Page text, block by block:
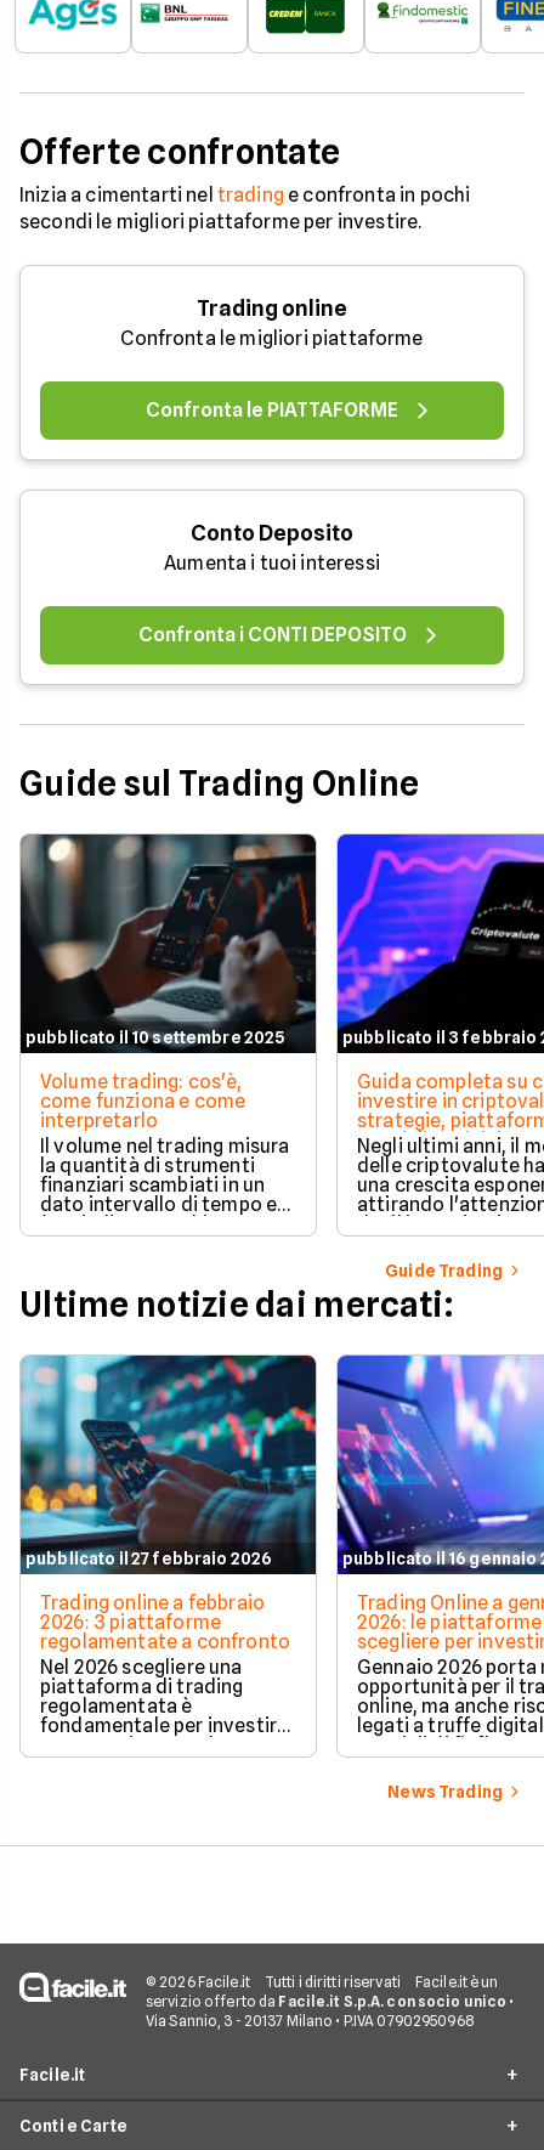
Offerte confrontate
Inizia a cimentarti nel trading e confronta in pochi
secondi le migliori piattaforme per investire.
Trading online
Confronta le migliori piattaforme
Confronta le PIATTAFORME
Conto Deposito
Aumenta i tuoi interessi
Confronta i CONTI DEPOSITO
Guide sul Trading Online
pubblicato il 10 settembre 2025
Volume trading: cos'è,
come funziona e come
interpretarlo
Il volume nel trading misura
la quantità di strumenti
finanziari scambiati in un
dato intervallo di tempo ed
è un indicatore chiave per
valutare la forza e
permette di confermare
trend, individuare zone di
possibili inversioni,
soprattutto se combinato
con altri strumenti tecnici.
pubblicato il 3 febbraio
Guida completa su
investire in
strategie,
consigli per iniziare
Negli ultimi anni, il
delle criptovalute
una crescita
attirando
degli investitori
istituzionali.
Guide Trading
Ultime notizie dai mercati:
pubblicato il 27 febbraio 2026
Trading online a febbraio
2026: 3 piattaforme
regolamentate a confronto
Nel 2026 scegliere una
piattaforma di trading
regolamentata è
fondamentale per investire
con maggiore tutela e
trasparenza.
pubblicato il 16 gennaio
Trading Online a
2026: le
scegliere per
sicurezza
Gennaio 2026 porta
opportunità per il
online, ma anche
legati a truffe
consigli di
regolamentati.
come riconoscere
piattaforme sicure e
offerte da Plus500,
News Trading
© 2026 Facile.it Tutti i diritti riservati
Facile.it è un
servizio offerto da Facile.it S.p.A. con socio unico •
Via Sannio, 3 - 20137 Milano • P.IVA 07902950968
Facile.it
Conti e Carte